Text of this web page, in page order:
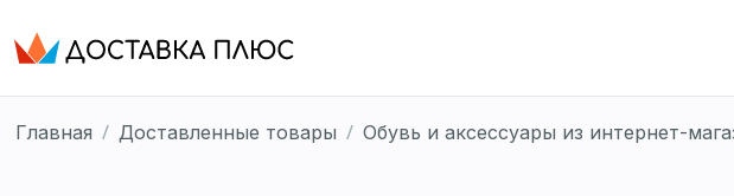
Главная / Доставленные товары / Обувь и аксессуары из интернет-